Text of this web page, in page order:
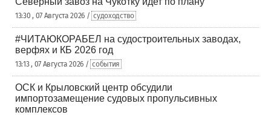
13:30 , 07 Августа 2026 / судоходство
#ЧИТАЮКОРАБЕЛ на судостроительных заводах,
верфях и КБ 2026 год
13:13 , 07 Августа 2026 / события
ОСК и Крыловский центр обсудили
импортозамещение судовых пропульсивных
комплексов